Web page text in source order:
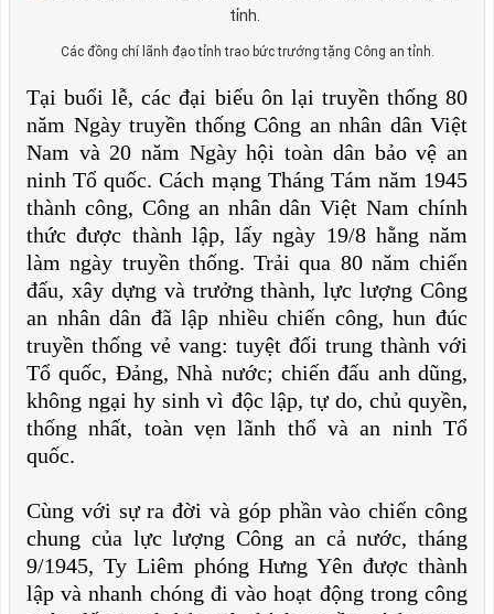
Các đồng chí lãnh đạo tỉnh trao bức trướng tặng Công an tỉnh.
Tại buổi lễ, các đại biểu ôn lại truyền thống 80
năm Ngày truyền thống Công an nhân dân Việt
Nam và 20 năm Ngày hội toàn dân bảo vệ an
ninh Tổ quốc. Cách mạng Tháng Tám năm 1945
thành công, Công an nhân dân Việt Nam chính
thức được thành lập, lấy ngày 19/8 hằng năm
làm ngày truyền thống. Trải qua 80 năm chiến
đấu, xây dựng và trưởng thành, lực lượng Công
an nhân dân đã lập nhiều chiến công, hun đúc
truyền thống vẻ vang: tuyệt đối trung thành với
Tổ quốc, Đảng, Nhà nước; chiến đấu anh dũng,
không ngại hy sinh vì độc lập, tự do, chủ quyền,
thống nhất, toàn vẹn lãnh thổ và an ninh Tổ
quốc.
Cùng với sự ra đời và góp phần vào chiến công
chung của lực lượng Công an cả nước, tháng
9/1945, Ty Liêm phóng Hưng Yên được thành
lập và nhanh chóng đi vào hoạt động trong công